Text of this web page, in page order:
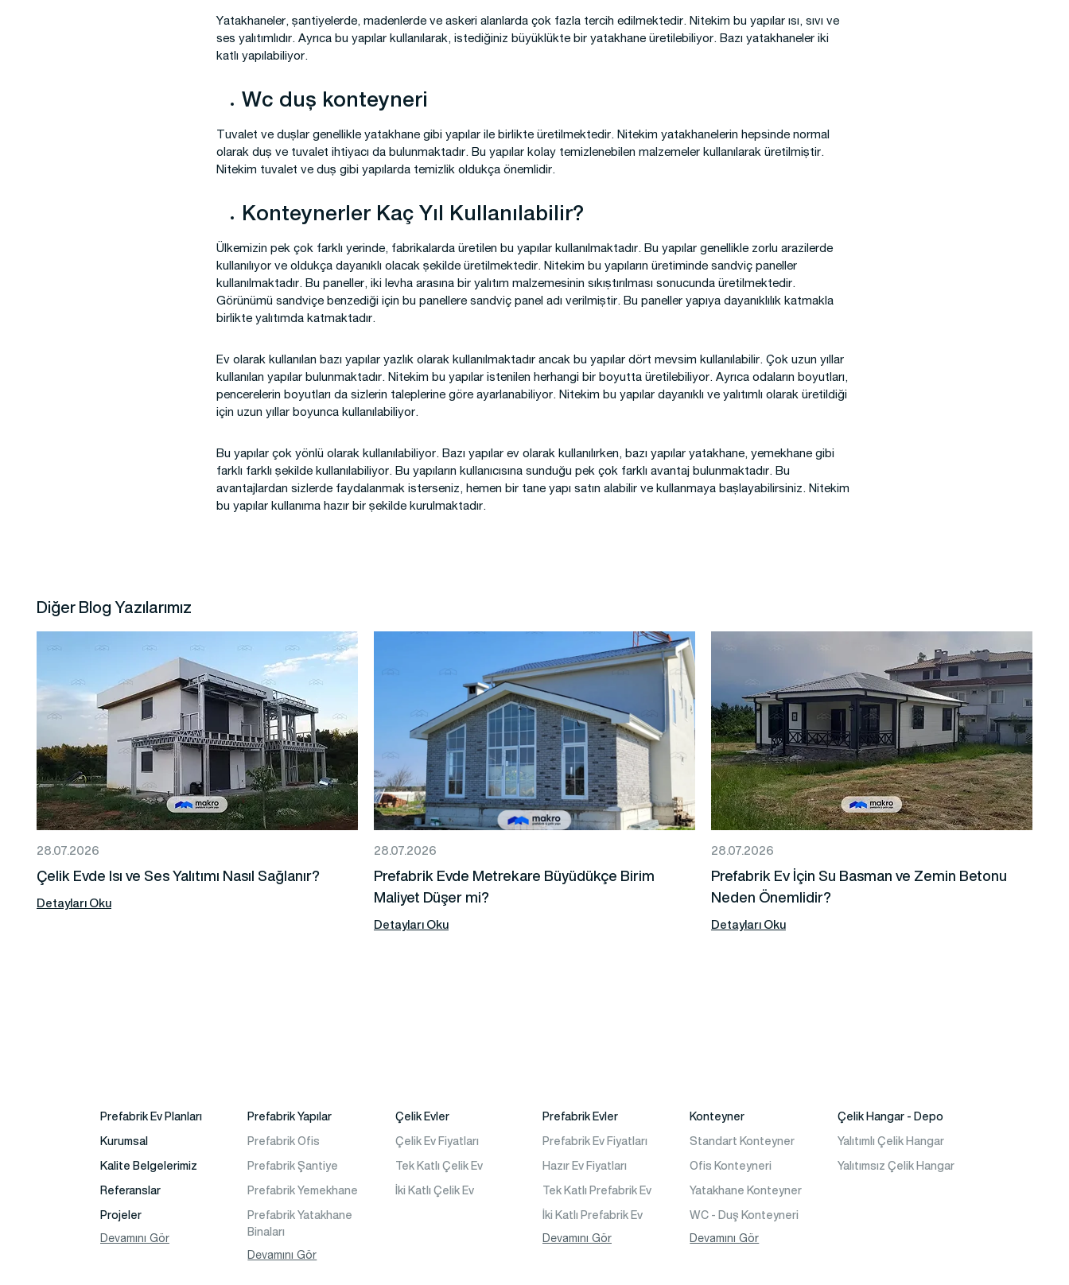
Yatakhaneler, şantiyelerde, madenlerde ve askeri alanlarda çok fazla tercih edilmektedir. Nitekim bu yapılar ısı, sıvı ve
ses yalıtımlıdır. Ayrıca bu yapılar kullanılarak, istediğiniz büyüklükte bir yatakhane üretilebiliyor. Bazı yatakhaneler iki
katlı yapılabiliyor.
Wc duş konteyneri
Tuvalet ve duşlar genellikle yatakhane gibi yapılar ile birlikte üretilmektedir. Nitekim yatakhanelerin hepsinde normal
olarak duş ve tuvalet ihtiyacı da bulunmaktadır. Bu yapılar kolay temizlenebilen malzemeler kullanılarak üretilmiştir.
Nitekim tuvalet ve duş gibi yapılarda temizlik oldukça önemlidir.
Konteynerler Kaç Yıl Kullanılabilir?
Ülkemizin pek çok farklı yerinde, fabrikalarda üretilen bu yapılar kullanılmaktadır. Bu yapılar genellikle zorlu arazilerde
kullanılıyor ve oldukça dayanıklı olacak şekilde üretilmektedir. Nitekim bu yapıların üretiminde sandviç paneller
kullanılmaktadır. Bu paneller, iki levha arasına bir yalıtım malzemesinin sıkıştırılması sonucunda üretilmektedir.
Görünümü sandviçe benzediği için bu panellere sandviç panel adı verilmiştir. Bu paneller yapıya dayanıklılık katmakla
birlikte yalıtımda katmaktadır.
Ev olarak kullanılan bazı yapılar yazlık olarak kullanılmaktadır ancak bu yapılar dört mevsim kullanılabilir. Çok uzun yıllar
kullanılan yapılar bulunmaktadır. Nitekim bu yapılar istenilen herhangi bir boyutta üretilebiliyor. Ayrıca odaların boyutları,
pencerelerin boyutları da sizlerin taleplerine göre ayarlanabiliyor. Nitekim bu yapılar dayanıklı ve yalıtımlı olarak üretildiği
için uzun yıllar boyunca kullanılabiliyor.
Bu yapılar çok yönlü olarak kullanılabiliyor. Bazı yapılar ev olarak kullanılırken, bazı yapılar yatakhane, yemekhane gibi
farklı farklı şekilde kullanılabiliyor. Bu yapıların kullanıcısına sunduğu pek çok farklı avantaj bulunmaktadır. Bu
avantajlardan sizlerde faydalanmak isterseniz, hemen bir tane yapı satın alabilir ve kullanmaya başlayabilirsiniz. Nitekim
bu yapılar kullanıma hazır bir şekilde kurulmaktadır.
Diğer Blog Yazılarımız
28.07.2026
Çelik Evde Isı ve Ses Yalıtımı Nasıl Sağlanır?
Detayları Oku
28.07.2026
Prefabrik Evde Metrekare Büyüdükçe Birim
Maliyet Düşer mi?
Detayları Oku
28.07.2026
Prefabrik Ev İçin Su Basman ve Zemin Betonu
Neden Önemlidir?
Detayları Oku
Prefabrik Ev Planları
Kurumsal
Kalite Belgelerimiz
Referanslar
Projeler
Fotoğraf Galeri
Devamını Gör
Prefabrik Yapılar
Prefabrik Ofis
Prefabrik Şantiye
Prefabrik Yemekhane
Prefabrik Yatakhane
Binaları
Prefabrik Dükkan
Devamını Gör
Çelik Evler
Çelik Ev Fiyatları
Tek Katlı Çelik Ev
İki Katlı Çelik Ev
Prefabrik Evler
Prefabrik Ev Fiyatları
Hazır Ev Fiyatları
Tek Katlı Prefabrik Ev
İki Katlı Prefabrik Ev
Tek Katlı Prefabrik Villa
Devamını Gör
Konteyner
Standart Konteyner
Ofis Konteyneri
Yatakhane Konteyner
WC - Duş Konteyneri
Konteyner Ev
Devamını Gör
Çelik Hangar - Depo
Yalıtımlı Çelik Hangar
Yalıtımsız Çelik Hangar